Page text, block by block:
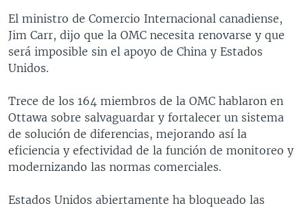
El ministro de Comercio Internacional canadiense,
Jim Carr, dijo que la OMC necesita renovarse y que
será imposible sin el apoyo de China y Estados
Unidos.
Trece de los 164 miembros de la OMC hablaron en
Ottawa sobre salvaguardar y fortalecer un sistema
de solución de diferencias, mejorando así la
eficiencia y efectividad de la función de monitoreo y
modernizando las normas comerciales.
Estados Unidos abiertamente ha bloqueado las